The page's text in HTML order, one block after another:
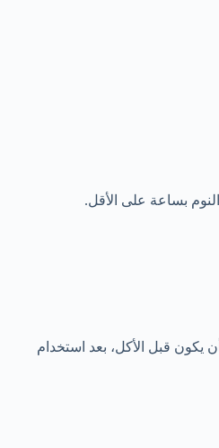
بساعة على الأقل.
التركيز يجب أن يكون قبل الأكل، بعد استخدام